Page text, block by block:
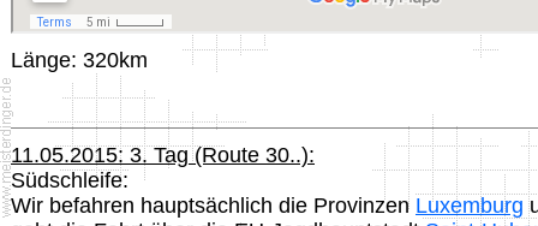
Länge: 320km
11.05.2015: 3. Tag (Route 30..):
Südschleife:
Wir befahren hauptsächlich die Provinzen Luxemburg